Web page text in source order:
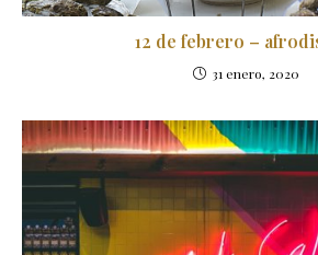
12 de febrero –
31 enero, 2020